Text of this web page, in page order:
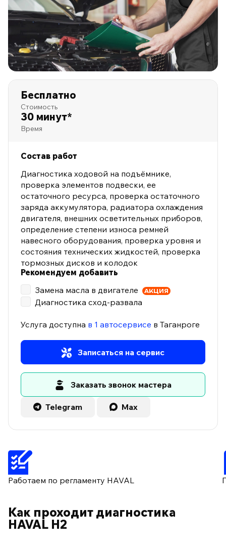
Бесплатно
Стоимость
30 минут*
Время
Состав работ
Диагностика ходовой на подъёмнике,
проверка элементов подвески, ее
остаточного ресурса, проверка остаточного
заряда аккумулятора, радиатора охлаждения
двигателя, внешних осветительных приборов,
определение степени износа ремней
навесного оборудования, проверка уровня и
состояния технических жидкостей, проверка
тормозных дисков и колодок
Рекомендуем добавить
АКЦИЯ
Замена масла в двигателе
Диагностика сход-развала
Услуга доступна в 1 автосервисе в Таганроге
Записаться на сервис
Заказать звонок мастера
Telegram Max
Работаем по регламенту HAVAL
Как проходит диагностика
HAVAL H2